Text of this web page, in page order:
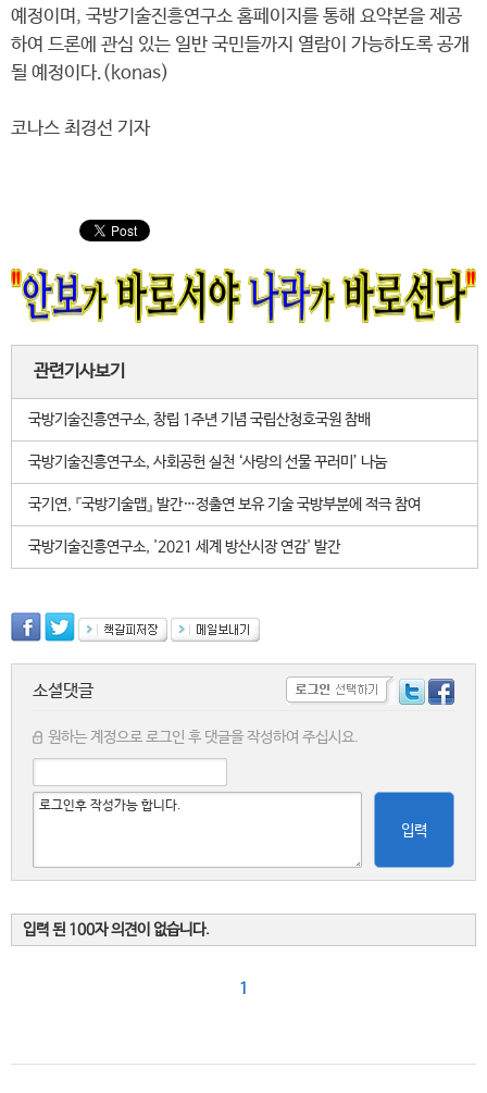
예정이며, 국방기술진흥연구소 홈페이지를 통해 요약본을 제공
하여 드론에 관심 있는 일반 국민들까지 열람이 가능하도록 공개
될 예정이다.(konas)
코나스 최경선 기자
관련기사보기
국방기술진흥연구소, 창립 1주년 기념 국립산청호국원 참배
국방기술진흥연구소, 사회공헌 실천 ‘사랑의 선물 꾸러미’ 나눔
국기연, 『국방기술맵』 발간…정출연 보유 기술 국방부분에 적극 참여
국방기술진흥연구소, '2021 세계 방산시장 연감' 발간
소셜댓글
원하는 계정으로 로그인 후 댓글을 작성하여 주십시요.
입력
입력 된 100자 의견이 없습니다.
1